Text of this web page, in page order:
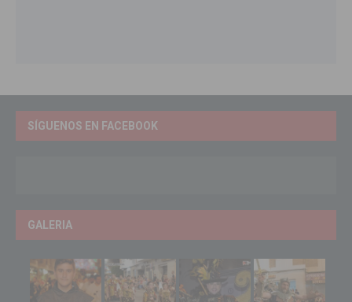
SÍGUENOS EN FACEBOOK
GALERIA